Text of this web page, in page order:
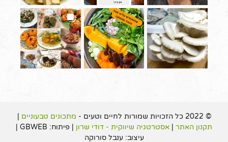
© 2022 כל הזכויות שמורות לחיים וטעים - מתכונים טבעוניים |
תקנון האתר | אסטרטגיה שיווקית - דודי שרון
| פיתוח: GBWEB |
עיצוב: ענבל סורוקה